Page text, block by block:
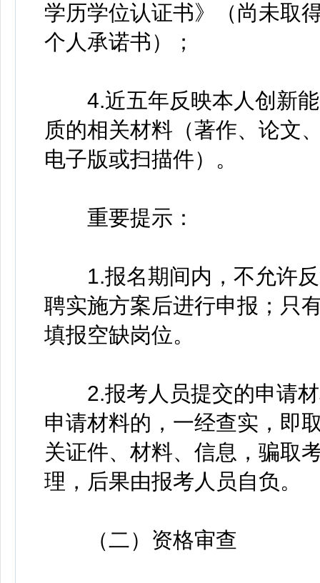
学历学位认证书》（尚未取
个人承诺书）；
4.近五年反映本人创新能
质的相关材料（著作、论文
电子版或扫描件）。
重要提示：
1.报名期间内，不允许反
聘实施方案后进行申报；只
填报空缺岗位。
2.报考人员提交的申请材
申请材料的，一经查实，即
关证件、材料、信息，骗取
理，后果由报考人员自负。
（二）资格审查